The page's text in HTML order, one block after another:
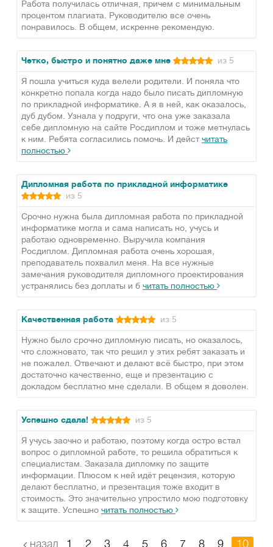
Работа получилась отличная, причем с минимальным
процентом плагиата. Руководителю все очень
понравилось. В общем, искренне рекомендую.
Четко, быстро и понятно даже мне из 5
Я пошла учиться куда велели родители. И поняла что
конкретно попала когда надо было писать дипломную
по прикладной информатике. А я в ней, как оказалось,
дуб дубом. Узнала у подруги, что она уже заказала
себе дипломную на сайте Росдиплом и тоже метнулась
к ним. Ребята согласились помочь. И дейст читать
полностью
Дипломная работа по прикладной информатике
из 5
Срочно нужна была дипломная работа по прикладной
информатике могла и сама написать но, учусь и
работаю одновременно. Выручила компания
Росдиплом. Дипломная работа очень хорошая,
преподаватель похвалил меня. На все нужные
замечания руководителя дипломного проектирования
устранялись без доплаты и б читать полностью
Качественная работа из 5
Нужно было срочно дипломную писать, но оказалось,
что сложновато, так что решил у этих ребят заказать и
не пожалел. Отвечают и делают всё быстро, при этом
достаточно качественно, еще и презентацию с
докладом бесплатно мне сделали. В общем я доволен.
Успешно сдала! из 5
Я учусь заочно и работаю, поэтому когда остро встал
вопрос о дипломной работе, то решила обратиться к
специалистам. Заказала дипломку по защите
информации. Плюсом к ней идёт рецензия, которую
делают бесплатно, и презентация тоже входит в
стоимость. Это значительно упростило мою подготовку
к защите. Успешно читать полностью
назад 1 2 3 4 5 6 7 8 9 10